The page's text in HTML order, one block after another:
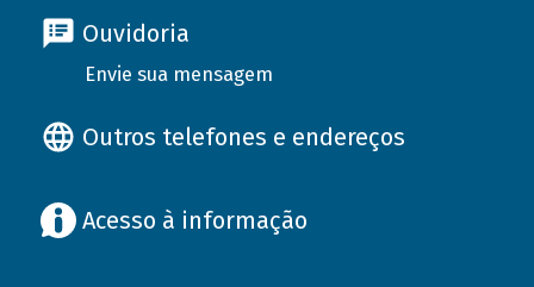
Ouvidoria
Envie sua mensagem
Outros telefones e endereços
Acesso à informação